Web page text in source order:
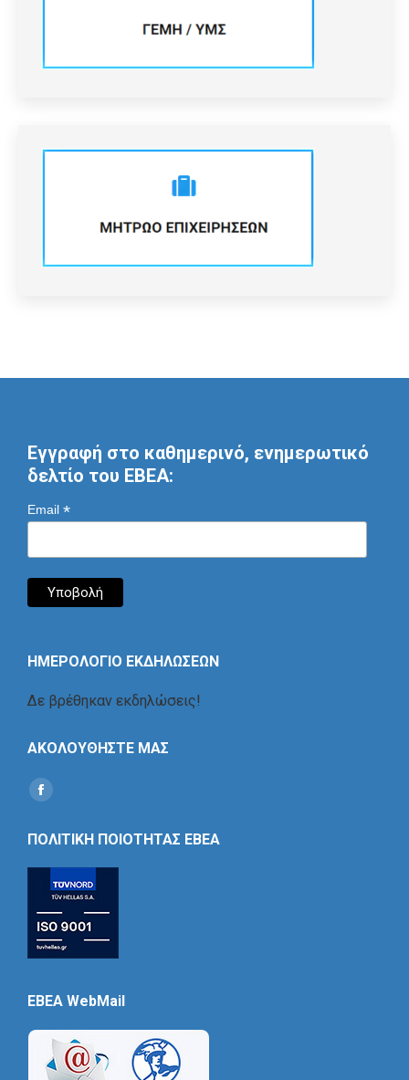
Εγγραφή στο καθημερινό, ενημερωτικό
δελτίο του ΕΒΕΑ:
Email *
ΗΜΕΡΟΛΟΓΙΟ ΕΚΔΗΛΩΣΕΩΝ
Δε βρέθηκαν εκδηλώσεις!
ΑΚΟΛΟΥΘΗΣΤΕ ΜΑΣ
Find us on:
Social
ΠΟΛΙΤΙΚΗ ΠΟΙΟΤΗΤΑΣ ΕΒΕΑ
EBEA WebMail